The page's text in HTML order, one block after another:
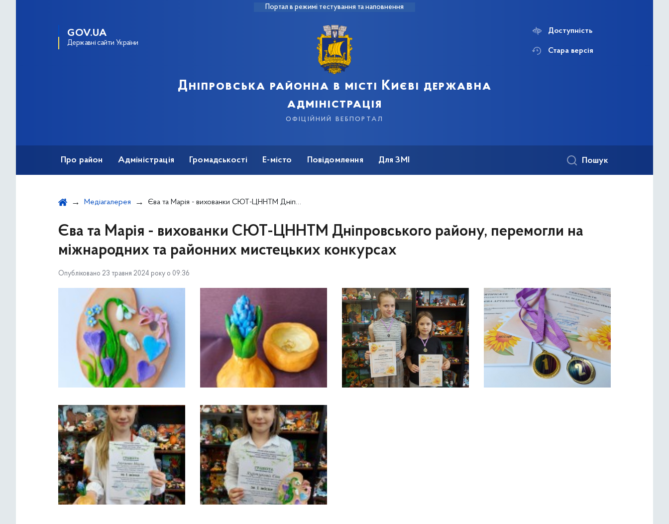
Портал в режимі тестування та наповнення
GOV.UA
Державні сайти України
Дніпровська районна в місті Києві державна
адміністрація
офіційний вебпортал
Доступність
Стара версія
Про район Адміністрація Громадськості Е-місто Повідомлення Для ЗМІ Пошук
Медіагалерея Єва та Марія - вихованки СЮТ-ЦННТМ Дніпровського району, перемогли на міжнародних та районних мистецьких конкурсах
Єва та Марія - вихованки СЮТ-ЦННТМ Дніпровського району, перемогли на
міжнародних та районних мистецьких конкурсах
Опубліковано 23 травня 2024 року о 09:36